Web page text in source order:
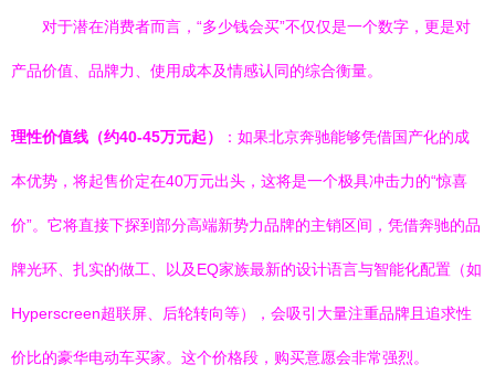
对于潜在消费者而言，“多少钱会买”不仅仅是一个数字，更是对
产品价值、品牌力、使用成本及情感认同的综合衡量。
理性价值线（约40-45万元起） ：如果北京奔驰能够凭借国产化的成
本优势，将起售价定在40万元出头，这将是一个极具冲击力的“惊喜
价”。它将直接下探到部分高端新势力品牌的主销区间，凭借奔驰的品
牌光环、扎实的做工、以及EQ家族最新的设计语言与智能化配置（如
Hyperscreen超联屏、后轮转向等），会吸引大量注重品牌且追求性
价比的豪华电动车买家。这个价格段，购买意愿会非常强烈。